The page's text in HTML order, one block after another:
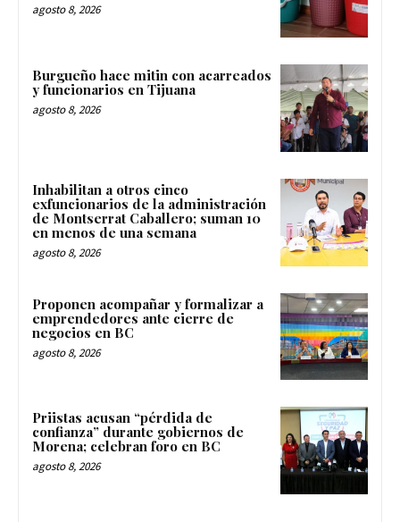
agosto 8, 2026
Burgueño hace mitin con acarreados
y funcionarios en Tijuana
agosto 8, 2026
Inhabilitan a otros cinco
exfuncionarios de la administración
de Montserrat Caballero; suman 10
en menos de una semana
agosto 8, 2026
Proponen acompañar y formalizar a
emprendedores ante cierre de
negocios en BC
agosto 8, 2026
Priistas acusan “pérdida de
confianza” durante gobiernos de
Morena; celebran foro en BC
agosto 8, 2026